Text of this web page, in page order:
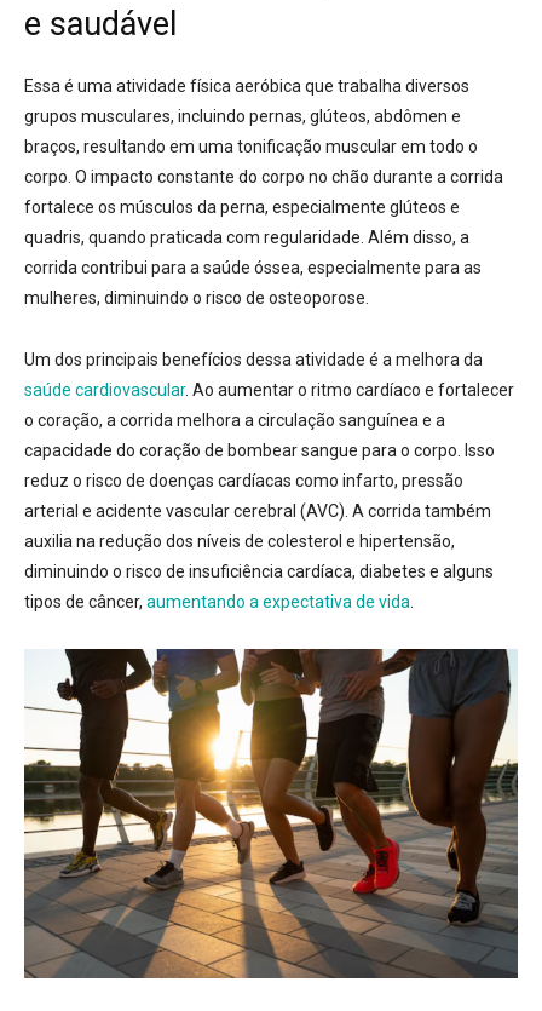
e saudável
Essa é uma atividade física aeróbica que trabalha diversos
grupos musculares, incluindo pernas, glúteos, abdômen e
braços, resultando em umatonificação muscular em todo o
corpo. O impacto constante do corpo no chão durante a corrida
fortalece os músculos da perna, especialmente glúteos e
quadris, quando praticada com regularidade. Além disso, a
corrida contribui para asaúde óssea, especialmente para as
mulheres, diminuindo o risco de osteoporose.
Um dos principais benefícios dessa atividade é a melhora da
saúde cardiovascular. Ao aumentar o ritmo cardíaco e fortalecer
o coração, a corrida melhora a circulação sanguínea e a
capacidade do coração de bombear sangue para o corpo. Isso
reduz o risco de doenças cardíacas como infarto, pressão
arterial e acidente vascular cerebral (AVC). A corrida também
auxilia na redução dos níveis de colesterol e hipertensão,
diminuindo o risco de insuficiência cardíaca, diabetes e alguns
tipos de câncer, aumentando a expectativa de vida.